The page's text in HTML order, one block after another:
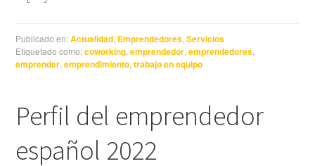
Publicado en:Actualidad Emprendedores ,Servicios
Etiquetado como:coworking ,emprendedor ,emprendedores
emprender ,emprendimiento ,trabajo en equipo
Perfil del emprendedor
español 2022